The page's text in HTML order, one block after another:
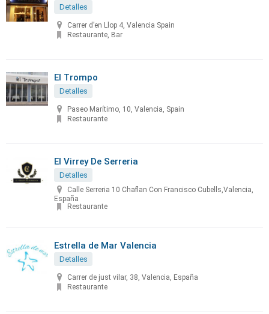
Detalles
Carrer d’en Llop 4, Valencia Spain
Restaurante, Bar
El Trompo
Detalles
Paseo Marítimo, 10, Valencia, Spain
Restaurante
El Virrey De Serreria
Detalles
Calle Serreria 10 Chaflan Con Francisco Cubells,Valencia,
España
Restaurante
Estrella de Mar Valencia
Detalles
Carrer de just vilar, 38, Valencia, España
Restaurante